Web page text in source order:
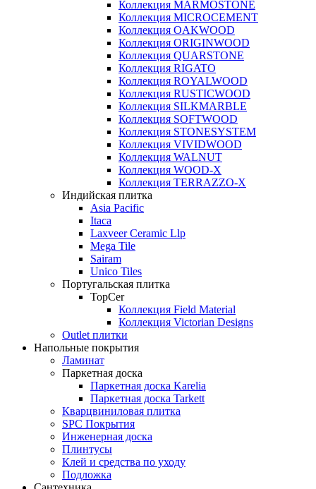
Коллекция MARMOSTONE
Коллекция MICROCEMENT
Коллекция OAKWOOD
Коллекция ORIGINWOOD
Коллекция QUARSTONE
Коллекция RIGATO
Коллекция ROYALWOOD
Коллекция RUSTICWOOD
Коллекция SILKMARBLE
Коллекция SOFTWOOD
Коллекция STONESYSTEM
Коллекция VIVIDWOOD
Коллекция WALNUT
Коллекция WOOD-X
Коллекция ТЕRRАZZO-X
Индийская плитка
Asia Pacific
Itaca
Laxveer Ceramic Llp
Mega Tile
Sairam
Unico Tiles
Португальская плитка
TopCer
Коллекция Field Material
Коллекция Victorian Designs
Outlet плитки
Напольные покрытия
Ламинат
Паркетная доска
Паркетная доска Karelia
Паркетная доска Tarkett
Кварцвиниловая плитка
SPC Покрытия
Инженерная доска
Плинтусы
Клей и средства по уходу
Подложка